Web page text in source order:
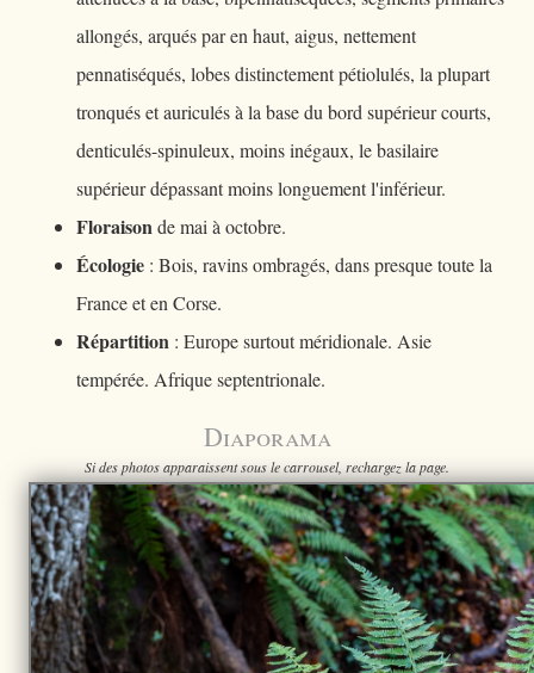
allongés, arqués par en haut, aigus, nettement
pennatiséqués, lobes distinctement pétiolulés, la plupart
tronqués et auriculés à la base du bord supérieur courts,
denticulés-spinuleux, moins inégaux, le basilaire
supérieur dépassant moins longuement l'inférieur.
Floraisonde mai à octobre.
Écologie : Bois, ravins ombragés, dans presque toute la
France et en Corse.
Répartition : Europe surtout méridionale. Asie
tempérée. Afrique septentrionale.
Diaporama
Si des photos apparaissent sous le carrousel, rechargez la page.